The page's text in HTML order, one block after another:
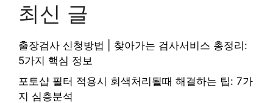
최신 글
출장검사 신청방법 | 찾아가는 검사서비스 총정리:
5가지 핵심 정보
포토샵 필터 적용시 회색처리될때 해결하는 팁: 7가
지 심층분석